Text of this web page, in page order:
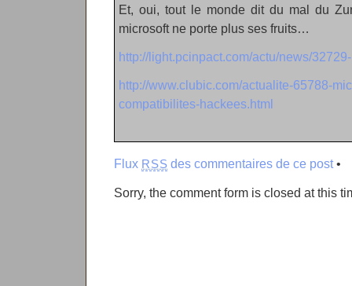
Et, oui, tout le monde dit du mal du
microsoft ne porte plus ses fruits…
http://light.pcinpact.com/actu/news/
http://www.clubic.com/actualite-65788-
compatibilites-hackees.html
Flux RSS des commentaires de ce post•
Sorry, the comment form is closed at this